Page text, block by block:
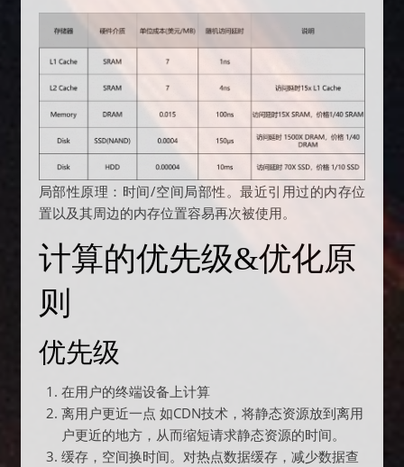
局部性原理：时间/空间局部性。最近引用过的内存位
置以及其周边的内存位置容易再次被使用。
计算的优先级&优化原
则
优先级
在用户的终端设备上计算
离用户更近一点 如CDN技术，将静态资源放到离用
户更近的地方，从而缩短请求静态资源的时间。
缓存，空间换时间。对热点数据缓存，减少数据查